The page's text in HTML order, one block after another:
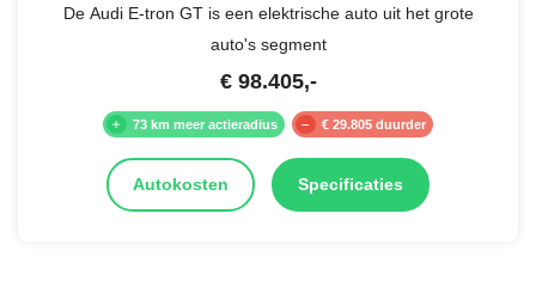
De Audi E-tron GT is een elektrische auto uit het grote
auto's segment
€ 98.405,-
73 km meer actieradius € 29.805 duurder
Autokosten Specificaties